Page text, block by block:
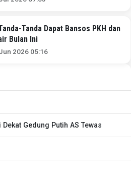
Tanda Dapat Bansos PKH dan
Bulan Ini
2026 05:16
Gedung Putih AS Tewas